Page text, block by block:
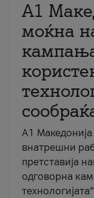
A1
моќна
A1
внатрешни
претставија
одговорна